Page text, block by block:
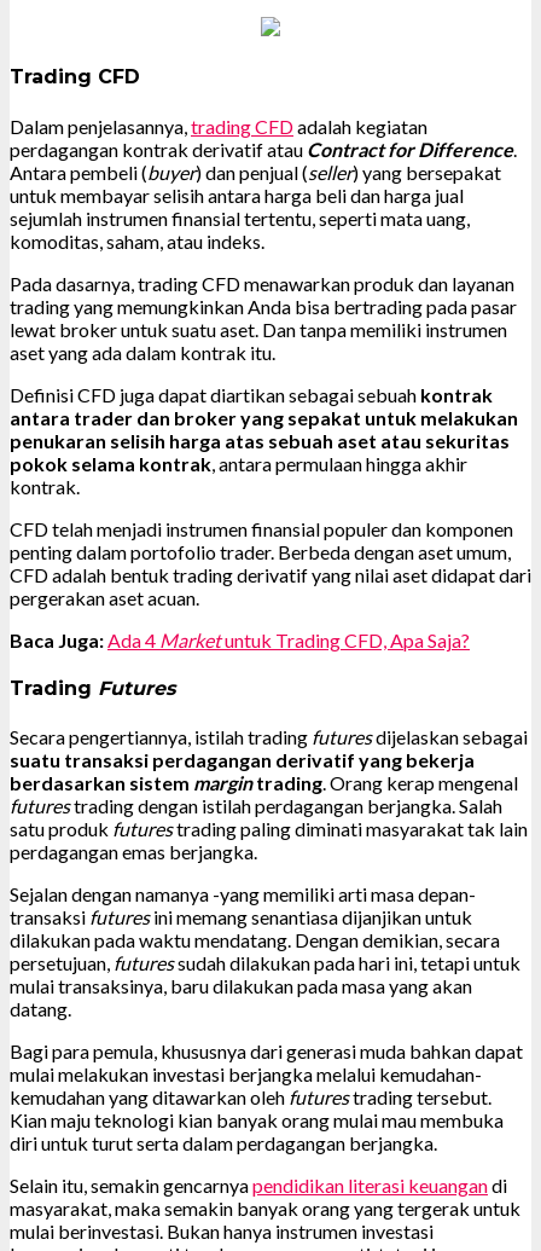
Trading CFD
Dalam penjelasannya, trading CFDadalah kegiatan
perdagangan kontrak derivatif atau Contract for Difference.
Antara pembeli (buyer) dan penjual (seller) yang bersepakat
untuk membayar selisih antara harga beli dan harga jual
sejumlah instrumen finansial tertentu, seperti mata uang,
komoditas, saham, atau indeks.
Pada dasarnya, trading CFD menawarkan produk dan layanan
trading yang memungkinkan Anda bisa bertrading pada pasar
lewat broker untuk suatu aset. Dan tanpa memiliki instrumen
aset yang ada dalam kontrak itu.
Definisi CFD juga dapat diartikan sebagai sebuah kontrak
antara trader dan broker yang sepakat untuk melakukan
penukaran selisih harga atas sebuah aset atau sekuritas
pokok selama kontrak , antara permulaan hingga akhir
kontrak.
CFD telah menjadi instrumen finansial populer dan komponen
penting dalam portofolio trader. Berbeda dengan aset umum,
CFD adalah bentuk trading derivatif yang nilai aset didapat dari
pergerakan aset acuan.
Baca Juga: Ada 4 Marketuntuk Trading CFD, Apa Saja?
Trading Futures
Secara pengertiannya, istilah trading futuresdijelaskan sebagai
suatu transaksi perdagangan derivatif yang bekerja
berdasarkan sistem margintrading. Orang kerap mengenal
futurestrading dengan istilah perdagangan berjangka. Salah
satu produk futurestrading paling diminati masyarakat tak lain
perdagangan emas berjangka.
Sejalan dengan namanya -yang memiliki arti masa depan-
transaksi futuresini memang senantiasa dijanjikan untuk
dilakukan pada waktu mendatang. Dengan demikian, secara
persetujuan, futuressudah dilakukan pada hari ini, tetapi untuk
mulai transaksinya, baru dilakukan pada masa yang akan
datang.
Bagi para pemula, khususnya dari generasi muda bahkan dapat
mulai melakukan investasi berjangka melalui kemudahan-
kemudahan yang ditawarkan oleh futurestrading tersebut.
Kian maju teknologi kian banyak orang mulai mau membuka
diri untuk turut serta dalam perdagangan berjangka.
Selain itu, semakin gencarnyapendidikan literasi keuangandi
masyarakat, maka semakin banyak orang yang tergerak untuk
mulai berinvestasi. Bukan hanya instrumen investasi